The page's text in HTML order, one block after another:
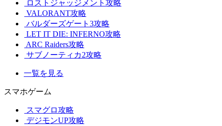
ロストジャッジメント攻略
VALORANT攻略
バルダーズゲート3攻略
LET IT DIE: INFERNO攻略
ARC Raiders攻略
サブノーティカ2攻略
一覧を見る
スマホゲーム
スマグロ攻略
デジモンUP攻略